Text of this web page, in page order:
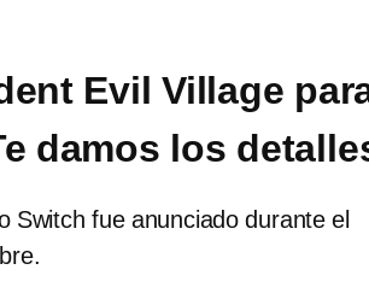
Evil Village
damos los
Switch fue anunciado durante el